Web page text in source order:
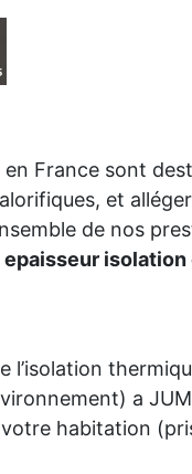
France sont
et
de nos
isolation
l’isolation
a
habitation